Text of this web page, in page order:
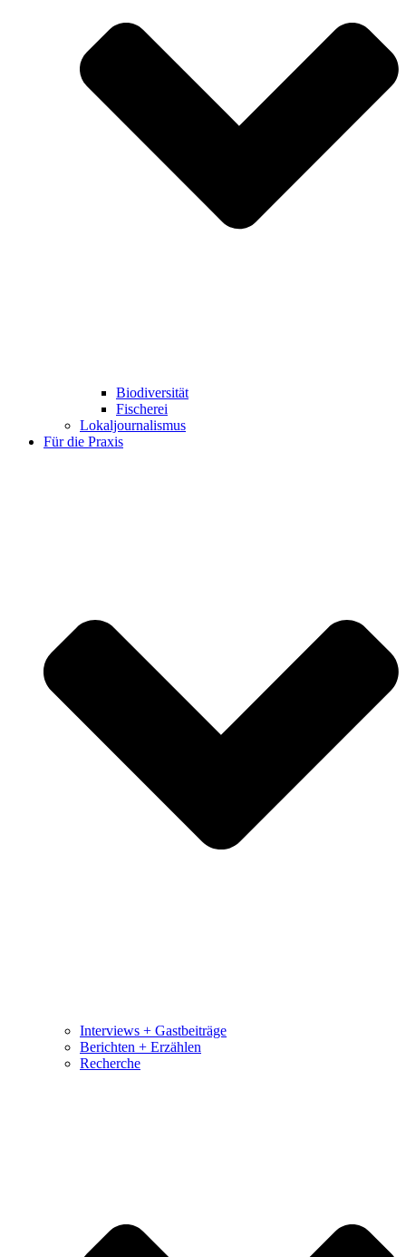
Biodiversität
Fischerei
Lokaljournalismus
Für die Praxis
Interviews + Gastbeiträge
Berichten + Erzählen
Recherche